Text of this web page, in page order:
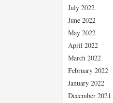
July 2022
June 2022
May 2022
April 2022
March 2022
February 2022
January 2022
December 2021